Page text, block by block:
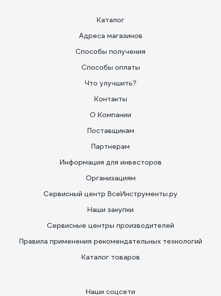
Каталог
Адреса магазинов
Способы получения
Способы оплаты
Что улучшить?
Контакты
О Компании
Поставщикам
Партнерам
Информация для инвесторов
Организациям
Сервисный центр ВсеИнструменты.ру
Наши закупки
Сервисные центры производителей
Правила применения рекомендательных технологий
Каталог товаров
Наши соцсети